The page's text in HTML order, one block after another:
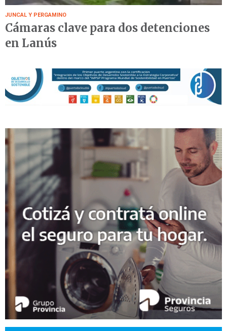
JUNCAL Y PERGAMINO
Cámaras clave para dos detenciones
en Lanús